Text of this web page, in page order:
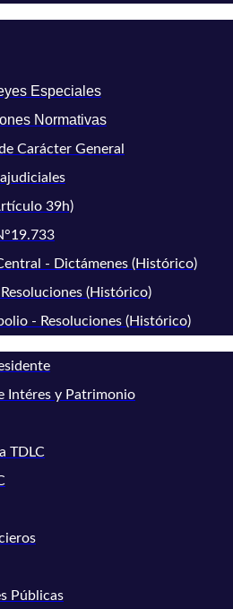
Especiales
Normativas
Carácter General
39h)
- Dictámenes (Histórico)
(Histórico)
- Resoluciones (Histórico)
Intéres y Patrimonio
TDLC
Públicas